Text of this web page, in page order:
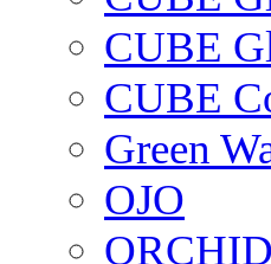
CUBE
CUBE
Green
OJO